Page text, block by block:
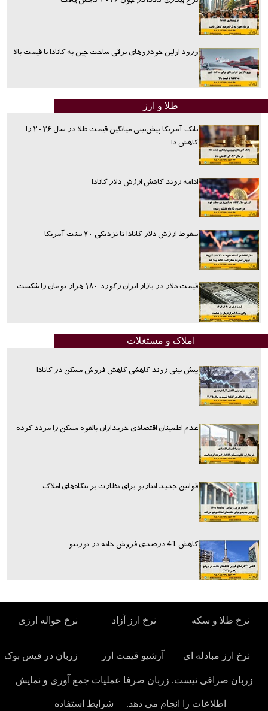
ورود اولین خودروهای برقی ساخت چین به کانادا با قیمت بالا
طلا و ارز
بانک آمریکا پیش‌بینی میانگین قیمت طلا در سال ۲۰۲۶ را
کاهش دا
ادامه روند کاهش ارزش دلار کانادا
سقوط ارزش دلار کانادا تا نزدیکی ۷۰ سنت آمریکا
قیمت دلار در بازار ایران رکورد ۱۸۰ هزار تومان را شکست
املاک و مستغلات
پیش بینی روند کاهشی کاهش فروش مسکن در کانادا
عدم اطمینان اقتصادی خریداران بالقوه مسکن را مردد کرده
قوانین جدید انتاریو برای نظارت بر بنگاه‌های املاک
کاهش 41 درصدی فروش خانه در تورنتو
نرخ طلا و سکه نرخ ارز آزاد نرخ حواله ارزی
نرخ ارز مبادله ای آرشیو قیمت ارز زربان در فیس بوک
زربان صرافی نیست. زربان صرفا عملیات جمع آوری و نمایش
اطلاعات را انجام می دهد. شرایط استفاده